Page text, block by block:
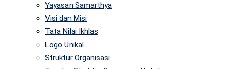
Yayasan Samarthya
Visi dan Misi
Tata Nilai Ikhlas
Logo Unikal
Struktur Organisasi